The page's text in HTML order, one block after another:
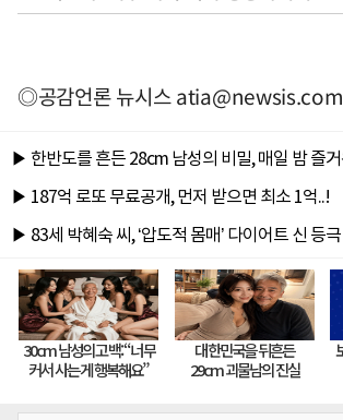
◎공감언론 뉴시스atia@newsis.com